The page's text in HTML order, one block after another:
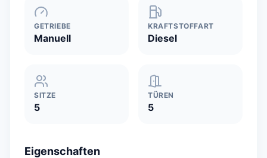
GETRIEBE
Manuell
KRAFTSTOFFART
Diesel
SITZE
5
TÜREN
5
Eigenschaften